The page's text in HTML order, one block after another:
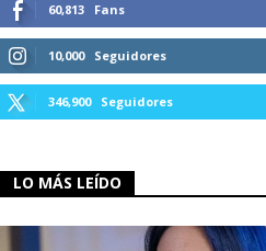
60,813 Fans
10,000 Seguidores
346,900 Seguidores
LO MÁS LEÍDO